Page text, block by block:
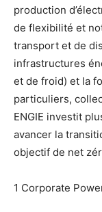
production
de flexibilité et
transport et de
infrastructures
et de froid) et la
particuliers,
ENGIE investit
avancer la
objectif de net
1 Corporate